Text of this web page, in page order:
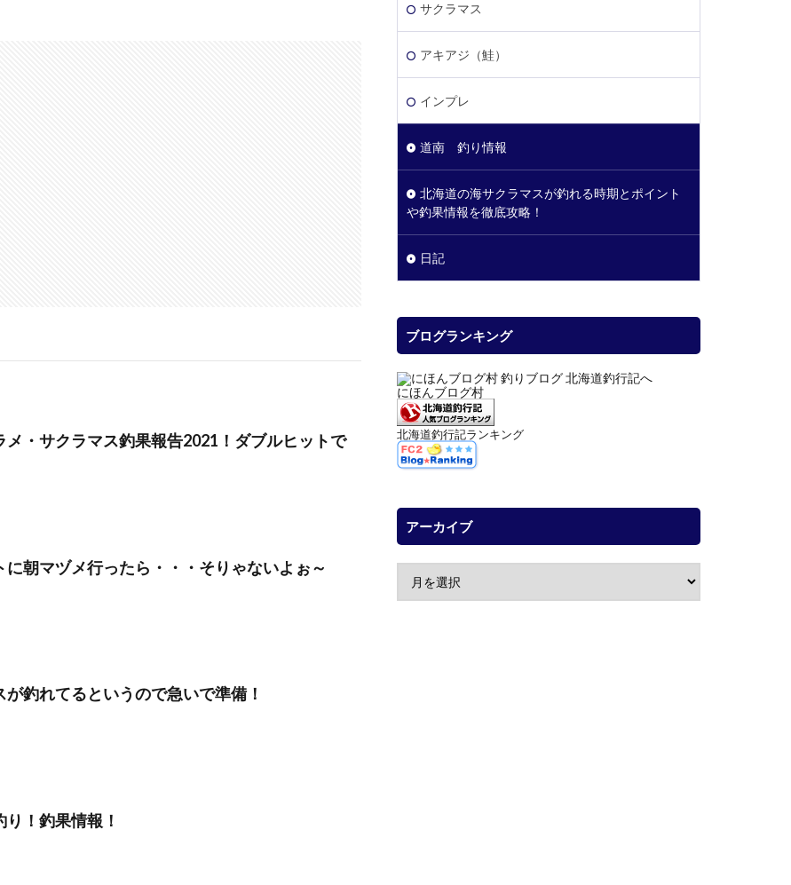
メ・サクラマス釣果報告2021！ダブルヒットで
に朝マヅメ行ったら・・・そりゃないよぉ～
釣れてるというので急いで準備！
！釣果情報！
サクラマス
アキアジ（鮭）
インプレ
道南 釣り情報
北海道の海サクラマスが釣れる時期とポイント
や釣果情報を徹底攻略！
日記
ブログランキング
にほんブログ村
北海道釣行記ランキング
アーカイブ